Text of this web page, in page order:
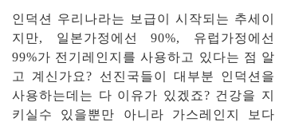
인덕션 우리나라는 보급이 시작되는 추세이
지만, 일본가정에선 90%, 유럽가정에선
99%가 전기레인지를 사용하고 있다는 점 알
고 계신가요? 선진국들이 대부분 인덕션을
사용하는데는 다 이유가 있겠죠? 건강을 지
키실수 있을뿐만 아니라 가스레인지 보다